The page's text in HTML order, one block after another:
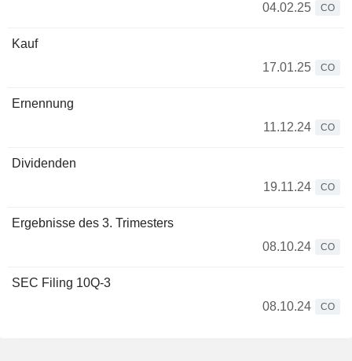
04.02.25
CO
Kauf
17.01.25
CO
Ernennung
11.12.24
CO
Dividenden
19.11.24
CO
Ergebnisse des 3. Trimesters
08.10.24
CO
SEC Filing 10Q-3
08.10.24
CO